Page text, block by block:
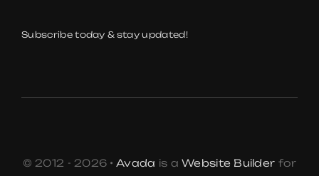
Subscribe today & stay updated!
© 2012 - 2026 •Avada is aWebsite Builder for